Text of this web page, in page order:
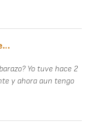
Yo tuve hace 2
y ahora aun tengo